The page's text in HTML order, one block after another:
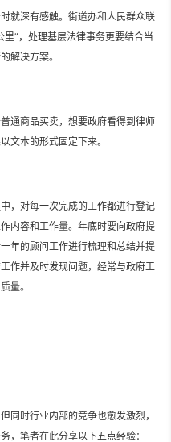
就深有感触。街道办和人民群众联
”，处理基层法律事务更要结合当
解决方案。
通商品买卖，想要政府看得到律师
文本的形式固定下来。
，对每一次完成的工作都进行登记
内容和工作量。年底时要向政府提
年的顾问工作进行梳理和总结并提
作并及时发现问题，经常与政府工
量。
同时行业内部的竞争也愈发激烈，
，笔者在此分享以下五点经验：